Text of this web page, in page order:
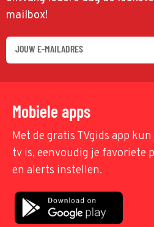
mailbox!
Mobiele apps
Met de gratis TVgids app
tv is, eenvoudig je favoriete
en alerts instellen.